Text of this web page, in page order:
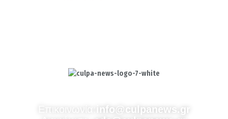
info@culpanews.gr